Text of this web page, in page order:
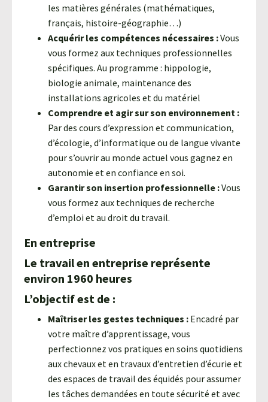
les matières générales (mathématiques,
français, histoire-géographie…)
Acquérir les compétences nécessaires :Vous
vous formez aux techniques professionnelles
spécifiques. Au programme : hippologie,
biologie animale, maintenance des
installations agricoles et du matériel
Comprendre et agir sur son environnement :
Par des cours d’expression et communication,
d’écologie, d’informatique ou de langue vivante
pour s’ouvrir au monde actuel vous gagnez en
autonomie et en confiance en soi.
Garantir son insertion professionnelle :Vous
vous formez aux techniques de recherche
d’emploi et au droit du travail.
En entreprise
Le travail en entreprise représente
environ 1960 heures
L’objectif est de :
Maîtriser les gestes techniques : Encadré par
votre maître d’apprentissage, vous
perfectionnez vos pratiques en soins quotidiens
aux chevaux et en travaux d’entretien d’écurie et
des espaces de travail des équidés pour assumer
les tâches demandées en toute sécurité et avec